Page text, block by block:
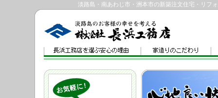
淡路島・南あわじ市・洲本市の新築注文住宅・リ